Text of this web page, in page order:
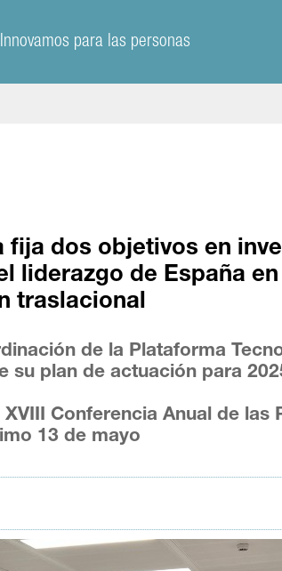
para las personas
fija dos objetivos en
liderazgo de España
traslacional
de la Plataforma
su plan de actuación para
Conferencia Anual de las
13 de mayo